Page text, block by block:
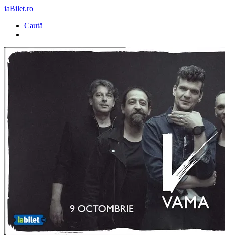
iaBilet.ro
Caută